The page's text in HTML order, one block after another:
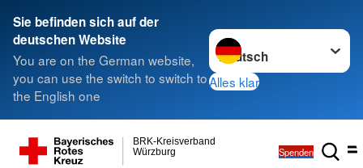
Sie befinden sich auf der
deutschen Website
You are on the German website,
you can use the switch to switch to
the English one
Sprache wechseln zu
Alles klar
Würzburg
BRK-Kreisverband
Spenden